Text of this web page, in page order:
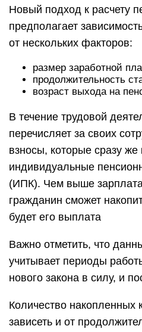
Новый подход к расчету
предполагает
от нескольких факторов:
размер заработной
продолжительность
возраст выхода на
В течение трудовой
перечисляет за своих
взносы, которые сразу же
индивидуальные
(ИПК). Чем выше
гражданин сможет
будет его выплата
Важно отметить, что
учитывает периоды
нового закона в силу, и
Количество накопленных
зависеть и от